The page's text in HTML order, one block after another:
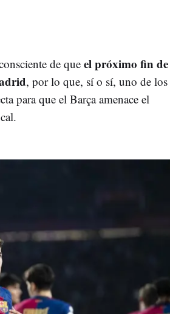
de que el próximo fin de
, por lo que, sí o sí, uno de los
para que el Barça amenace el